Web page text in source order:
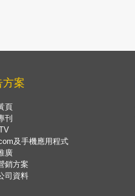
方案
頁
刊
及手機應用程式
廣
銷方案
司資料